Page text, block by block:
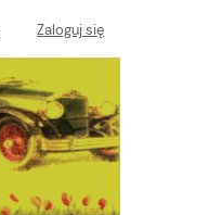
Zaloguj się